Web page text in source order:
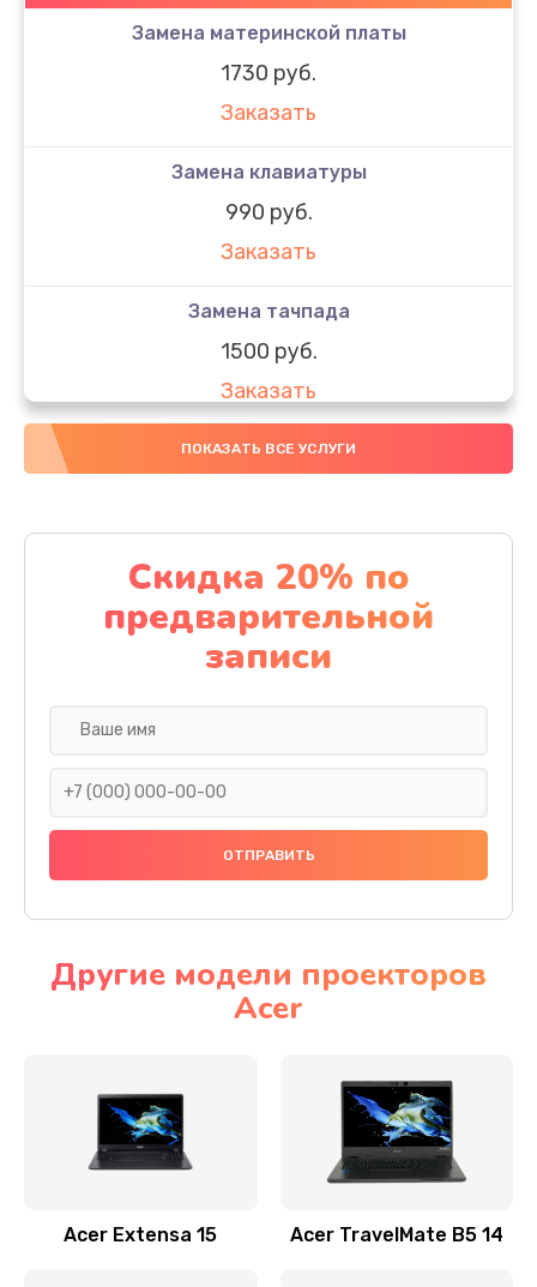
Замена материнской платы
1730 руб.
Заказать
Замена клавиатуры
990 руб.
Заказать
Замена тачпада
1500 руб.
Заказать
Замена южного моста
Заказать
Чистка от пыли
1060 руб.
Заказать
Ремонт подсветки
Настройка BIOS
Замена видеочипа
Заказать
ПОКАЗАТЬ ВСЕ УСЛУГИ
Скидка 20% по
предварительной
записи
Другие модели проекторов
Acer
Acer Extensa 15 Acer TravelMate B5 14